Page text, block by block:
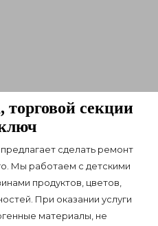
торговой секции
сделать ремонт
Мы работаем с детскими
продуктов, цветов,
При оказании услуги
материалы, не